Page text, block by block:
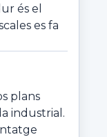
és el
es fa
plans
industrial.